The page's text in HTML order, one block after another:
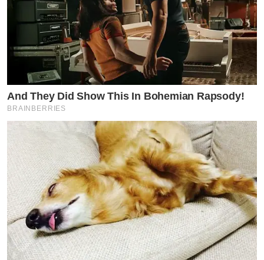
And They Did Show This In Bohemian Rapsody!
BRAINBERRIES